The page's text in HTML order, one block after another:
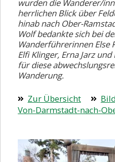
wurden die Wanderer/
herrlichen Blick über
hinab nach Ober-
Wolf bedankte sich bei
Wanderführerinnen Else
Elfi Klinger, Erna Jarz
für diese
Wanderung.
Zur Übersicht
Von-Darmstadt-nach-